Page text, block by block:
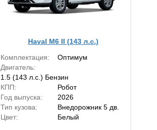
Haval M6 II (143 л.с.)
Комплектация:
Оптимум
Двигатель:
1.5 (143 л.с.) Бензин
КПП:
Робот
Год выпуска:
2026
Тип кузова:
Внедорожник 5 дв.
Цвет:
Белый